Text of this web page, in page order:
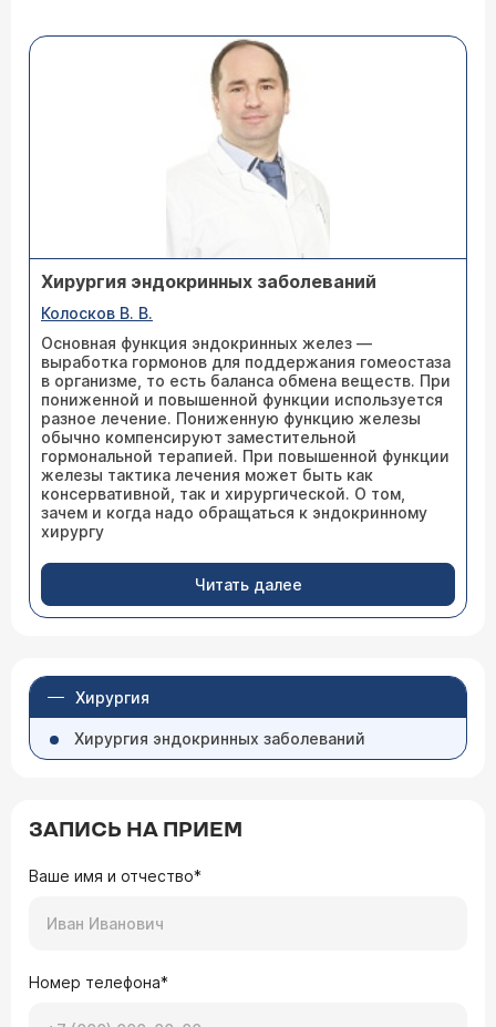
Хирургия эндокринных заболеваний
Колосков В. В.
Основная функция эндокринных желез —
выработка гормонов для поддержания гомеостаза
в организме, то есть баланса обмена веществ. При
пониженной и повышенной функции используется
разное лечение. Пониженную функцию железы
обычно компенсируют заместительной
гормональной терапией. При повышенной функции
железы тактика лечения может быть как
консервативной, так и хирургической. О том,
зачем и когда надо обращаться к эндокринному
хирургу
Читать далее
Хирургия
Хирургия эндокринных заболеваний
ЗАПИСЬ НА ПРИЕМ
Ваше имя и отчество*
Номер телефона*